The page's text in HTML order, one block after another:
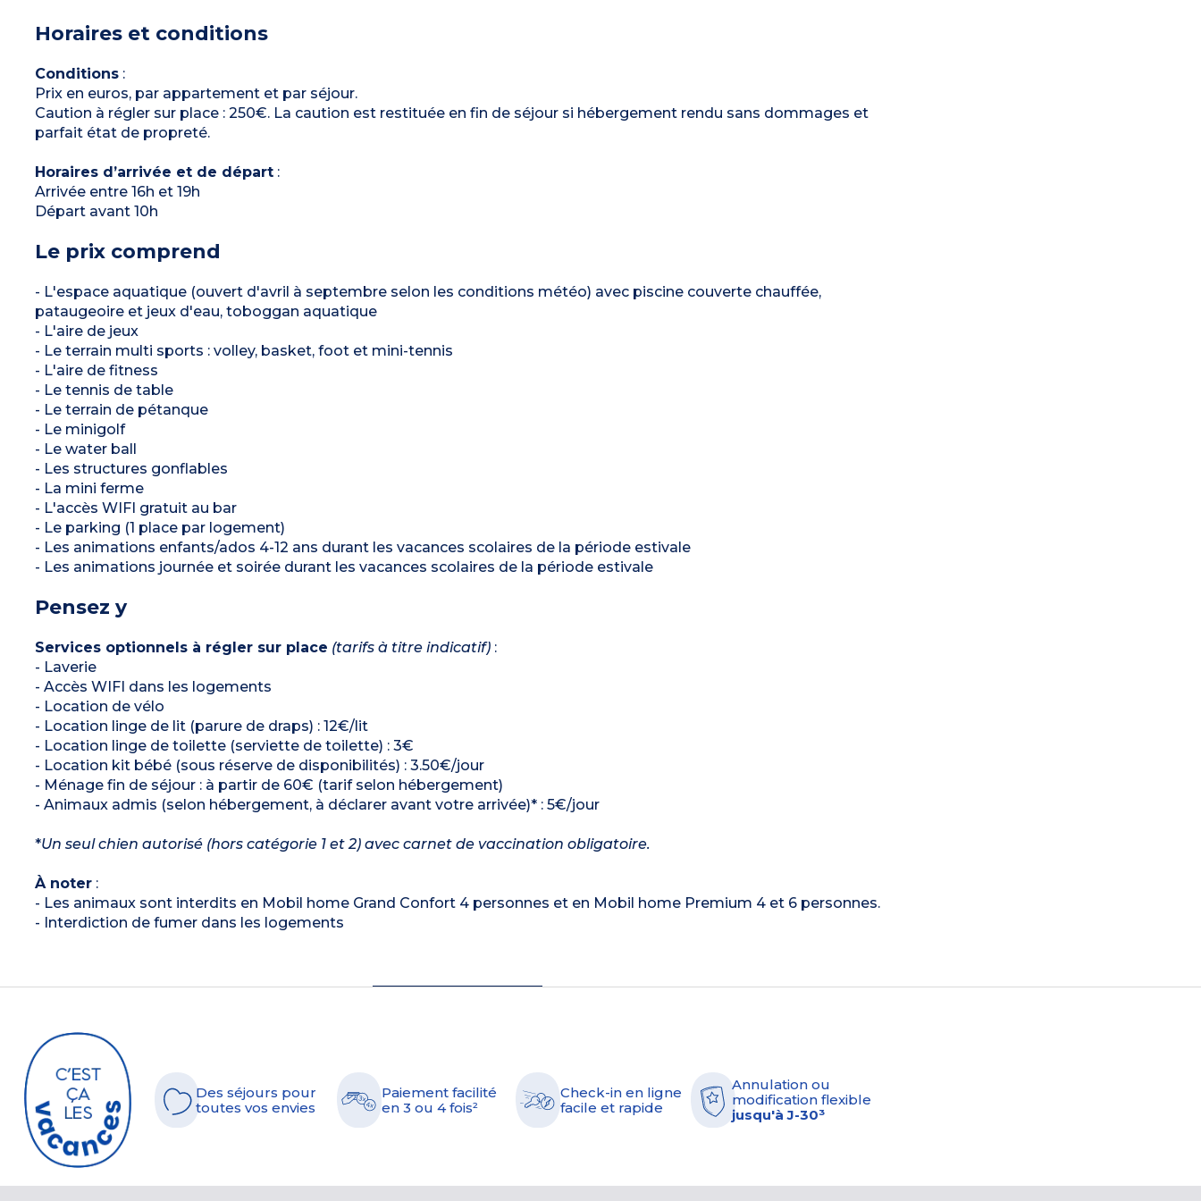
simples 80 x 190 cm)
Salle d’eau douche et lavabo
Terrasse XXL couverte avec mobilier de jardin
Télévision
Capacité max. 6 personnes (bébé compris)
Horaires et conditions
Conditions:
Prix en euros, par appartement et par séjour.
Caution à régler sur place : 250€. La caution est restituée en fin de séjour si hébergement rendu sans dommages et
parfait état de propreté.
Horaires d’arrivée et de départ:
Arrivée entre 16h et 19h
Départ avant 10h
Le prix comprend
- L'espace aquatique (ouvert d'avril à septembre selon les conditions météo) avec piscine couverte chauffée,
pataugeoire et jeux d'eau, toboggan aquatique
- L'aire de jeux
- Le terrain multi sports : volley, basket, foot et mini-tennis
- L'aire de fitness
- Le tennis de table
- Le terrain de pétanque
- Le minigolf
- Le water ball
- Les structures gonflables
- La mini ferme
- L'accès WIFI gratuit au bar
- Le parking (1 place par logement)
- Les animations enfants/ados 4-12 ans durant les vacances scolaires de la période estivale
- Les animations journée et soirée durant les vacances scolaires de la période estivale
Pensez y
Services optionnels à régler sur place (tarifs à titre indicatif):
- Laverie
- Accès WIFI dans les logements
- Location de vélo
- Location linge de lit (parure de draps) : 12€/lit
- Location linge de toilette (serviette de toilette) : 3€
- Location kit bébé (sous réserve de disponibilités) : 3.50€/jour
- Ménage fin de séjour : à partir de 60€ (tarif selon hébergement)
- Animaux admis (selon hébergement, à déclarer avant votre arrivée)* : 5€/jour
*Un seul chien autorisé (hors catégorie 1 et 2) avec carnet de vaccination obligatoire.
À noter:
- Les animaux sont interdits en Mobil home Grand Confort 4 personnes et en Mobil home Premium 4 et 6 personnes.
- Interdiction de fumer dans les logements
Des séjours pour
toutes vos envies
Paiement facilité
en 3 ou 4 fois²
Check-in en ligne
facile et rapide
Annulation ou
modification flexible
jusqu'à J-30³